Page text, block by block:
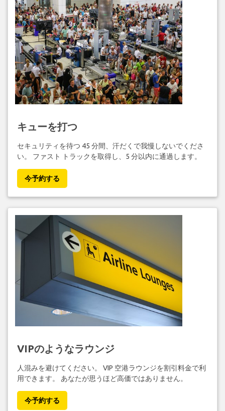
キューを打つ
セキュリティを待つ 45 分間、汗だくで我慢しないでくださ
い。 ファスト トラックを取得し、5 分以内に通過します。
今予約する
VIPのようなラウンジ
人混みを避けてください。 VIP 空港ラウンジを割引料金で利
用できます。 あなたが思うほど高価ではありません。
今予約する